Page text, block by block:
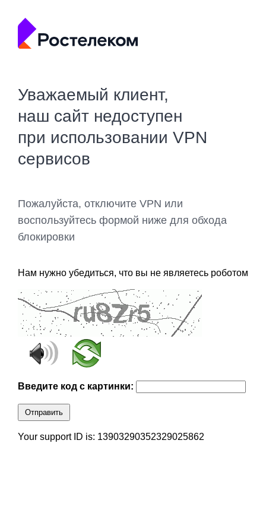
Уважаемый клиент,
наш сайт недоступен
при использовании VPN
сервисов
Пожалуйста, отключите VPN или
воспользуйтесь формой ниже для обхода
блокировки
Нам нужно убедиться, что вы не являетесь роботом
Введите код с картинки:
Отправить
Your support ID is: 13903290352329025862